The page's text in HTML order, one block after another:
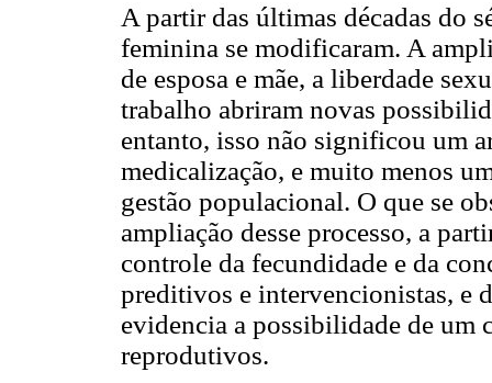
A partir das últimas décadas do
feminina se modificaram. A
de esposa e mãe, a liberdade
trabalho abriram novas
entanto, isso não significou um
medicalização, e muito menos
gestão populacional. O que se
ampliação desse processo, a
controle da fecundidade e da
preditivos e intervencionistas, e
evidencia a possibilidade de um
reprodutivos.